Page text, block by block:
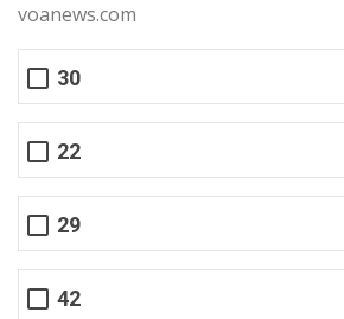
voanews.com
30
22
29
42